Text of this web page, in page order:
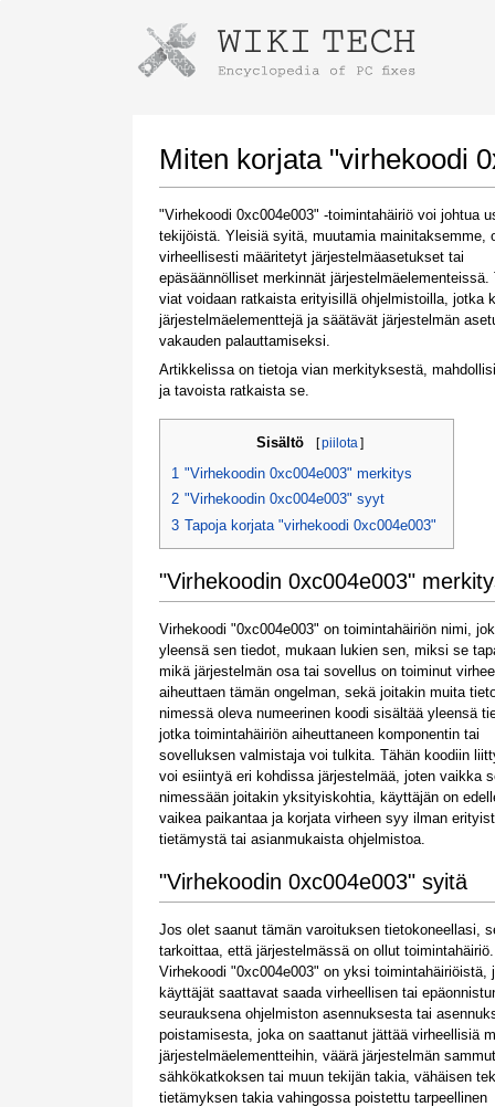
Miten korjata "virhekoodi
"Virhekoodi 0xc004e003" -toimintahäiriö voi johtua
tekijöistä. Yleisiä syitä, muutamia mainitaksemme,
virheellisesti määritetyt järjestelmäasetukset tai
epäsäännölliset merkinnät järjestelmäelementeissä.
viat voidaan ratkaista erityisillä ohjelmistoilla, jotka
järjestelmäelementtejä ja säätävät järjestelmän
vakauden palauttamiseksi.
Artikkelissa on tietoja vian merkityksestä,
ja tavoista ratkaista se.
Sisältö [piilota ]
1 "Virhekoodin 0xc004e003" merkitys
2 "Virhekoodin 0xc004e003" syyt
3 Tapoja korjata "virhekoodi 0xc004e003"
"Virhekoodin 0xc004e003"
Virhekoodi "0xc004e003" on toimintahäiriön nimi,
yleensä sen tiedot, mukaan lukien sen, miksi se
mikä järjestelmän osa tai sovellus on toiminut
aiheuttaen tämän ongelman, sekä joitakin muita
nimessä oleva numeerinen koodi sisältää yleensä
jotka toimintahäiriön aiheuttaneen komponentin tai
sovelluksen valmistaja voi tulkita. Tähän koodiin
voi esiintyä eri kohdissa järjestelmää, joten vaikka
nimessään joitakin yksityiskohtia, käyttäjän on
vaikea paikantaa ja korjata virheen syy ilman
tietämystä tai asianmukaista ohjelmistoa.
"Virhekoodin 0xc004e003" syitä
Jos olet saanut tämän varoituksen tietokoneellasi,
tarkoittaa, että järjestelmässä on ollut toimintahäiriö.
Virhekoodi "0xc004e003" on yksi toimintahäiriöistä,
käyttäjät saattavat saada virheellisen tai
seurauksena ohjelmiston asennuksesta tai
poistamisesta, joka on saattanut jättää virheellisiä
järjestelmäelementteihin, väärä järjestelmän
sähkökatkoksen tai muun tekijän takia, vähäisen
tietämyksen takia vahingossa poistettu tarpeellinen
Instructions for downloading using
Once the download is complete, click on the
downloaded file link